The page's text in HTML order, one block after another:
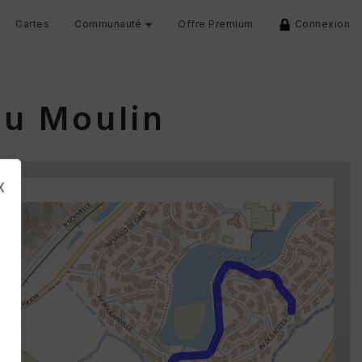
Cartes Communauté Offre Premium Connexion
Moulin